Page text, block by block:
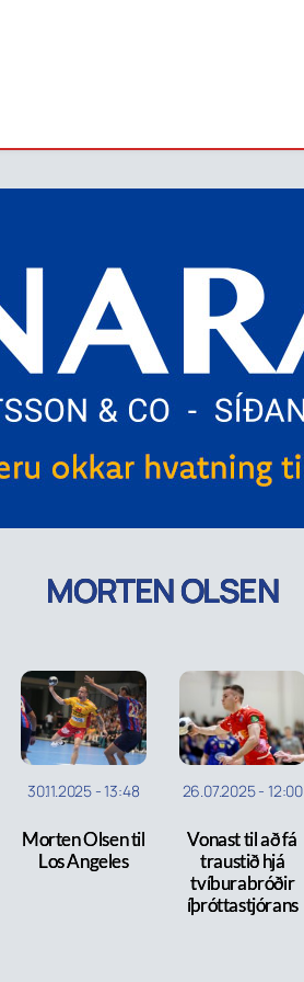
MORTEN OLSEN
30.11.2025 -13:48
Morten Olsen til
Los Angeles
26.07.2025- 12:00
Vonast til að fá
traustið hjá
tvíburabróðir
íþróttastjórans